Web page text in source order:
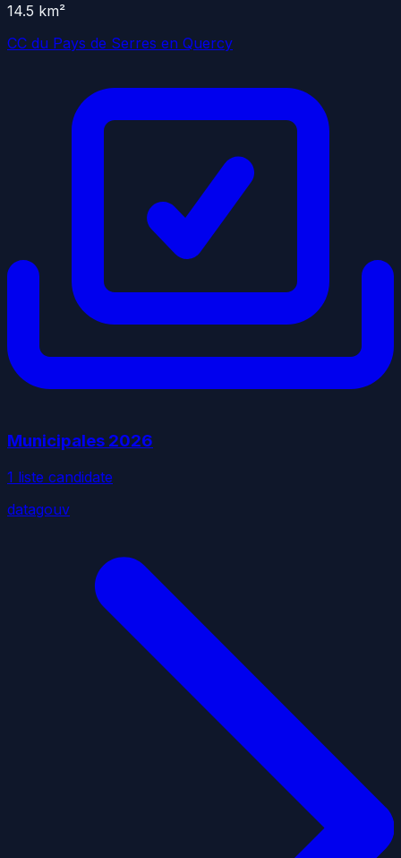
14.5 km²
CC du Pays de Serres en Quercy
Municipales 2026
1 liste candidate
datagouv